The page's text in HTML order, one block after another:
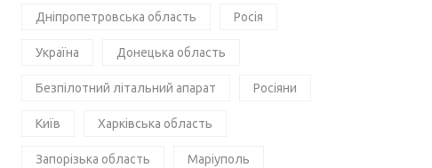
Дніпропетровська область Росія
Україна Донецька область
Безпілотний літальний апарат Росіяни
Київ Харківська область
Запорізька область Маріуполь